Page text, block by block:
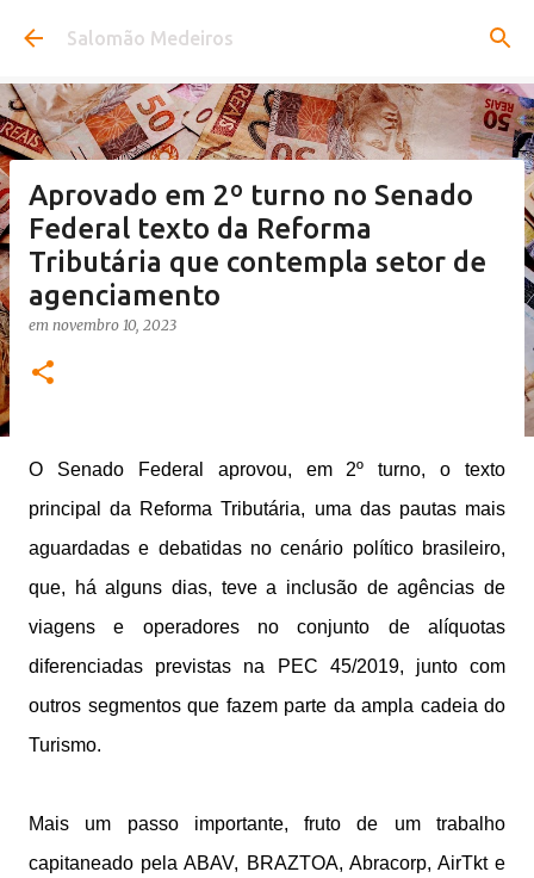
Pular para o conteúdo principal
Salomão Medeiros
Aprovado em 2º turno no Senado
Federal texto da Reforma
Tributária que contempla setor de
agenciamento
em novembro 10, 2023
O Senado Federal aprovou, em 2º turno, o texto
principal da Reforma Tributária, uma das pautas mais
aguardadas e debatidas no cenário político brasileiro,
que, há alguns dias, teve a inclusão de agências de
viagens e operadores no conjunto de alíquotas
diferenciadas previstas na PEC 45/2019, junto com
outros segmentos que fazem parte da ampla cadeia do
Turismo.
Mais um passo importante, fruto de um trabalho
capitaneado pela ABAV, BRAZTOA, Abracorp, AirTkt e